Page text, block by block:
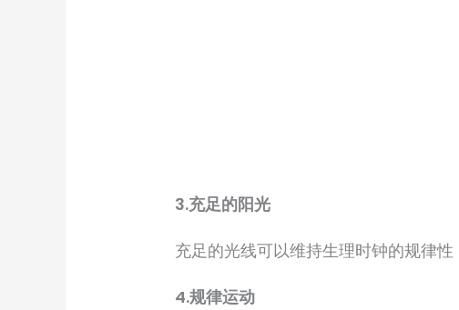
3.充足的阳光
充足的光线可以维持生理时钟的规律
4.规律运动